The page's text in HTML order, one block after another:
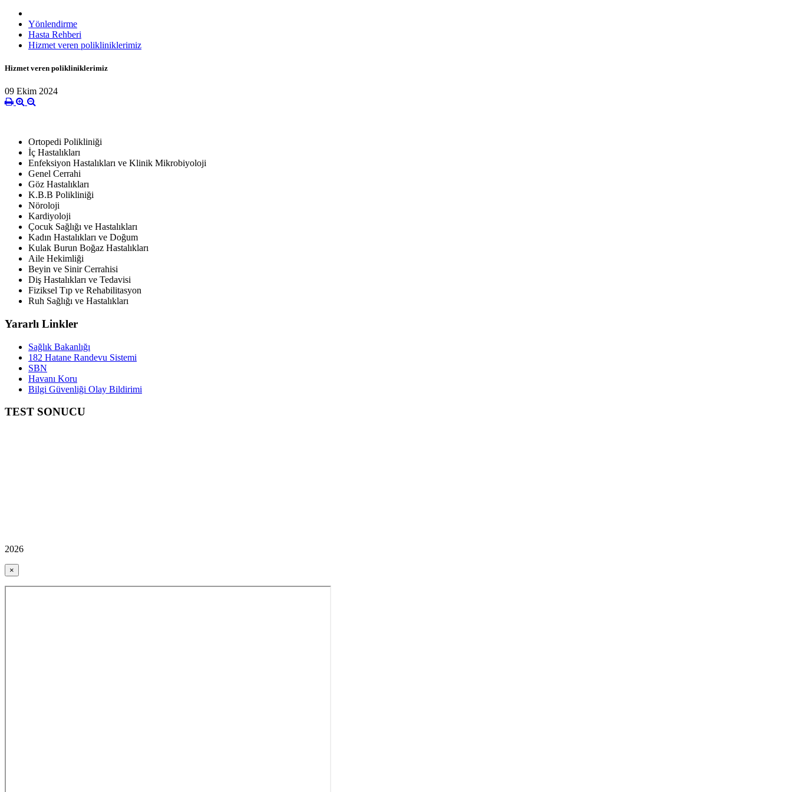
Yönlendirme
Hasta Rehberi
Hizmet veren polikliniklerimiz
Hizmet veren polikliniklerimiz
09 Ekim 2024
Ortopedi Polikliniği
İç Hastalıkları
Enfeksiyon Hastalıkları ve Klinik Mikrobiyoloji
Genel Cerrahi
Göz Hastalıkları
K.B.B Polikliniği
Nöroloji
Kardiyoloji
Çocuk Sağlığı ve Hastalıkları
Kadın Hastalıkları ve Doğum
Kulak Burun Boğaz Hastalıkları
Aile Hekimliği
Beyin ve Sinir Cerrahisi
Diş Hastalıkları ve Tedavisi
Fiziksel Tıp ve Rehabilitasyon
Ruh Sağlığı ve Hastalıkları
Yararlı Linkler
Sağlık Bakanlığı
182 Hatane Randevu Sistemi
SBN
Havanı Koru
Bilgi Güvenliği Olay Bildirimi
TEST SONUCU
2026
×